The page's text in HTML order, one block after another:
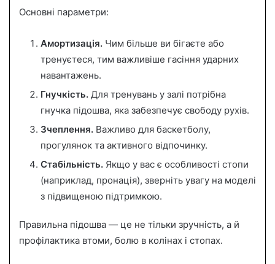
Основні параметри:
Амортизація. Чим більше ви бігаєте або
тренуєтеся, тим важливіше гасіння ударних
навантажень.
Гнучкість. Для тренувань у залі потрібна
гнучка підошва, яка забезпечує свободу рухів.
Зчеплення. Важливо для баскетболу,
прогулянок та активного відпочинку.
Стабільність. Якщо у вас є особливості стопи
(наприклад, пронація), зверніть увагу на моделі
з підвищеною підтримкою.
Правильна підошва — це не тільки зручність, а й
профілактика втоми, болю в колінах і стопах.